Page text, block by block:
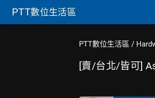
PTT數位生活區
PTT數位生活區 /
[賣/台北/皆可]